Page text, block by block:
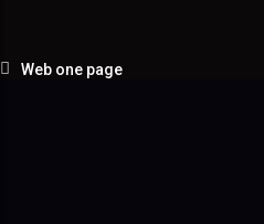
Web one page